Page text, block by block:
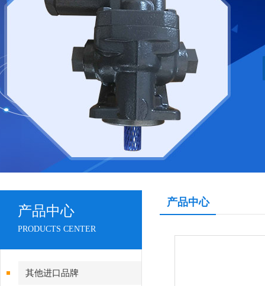
产品中心
PRODUCTS CENTER
其他进口品牌
产品中心